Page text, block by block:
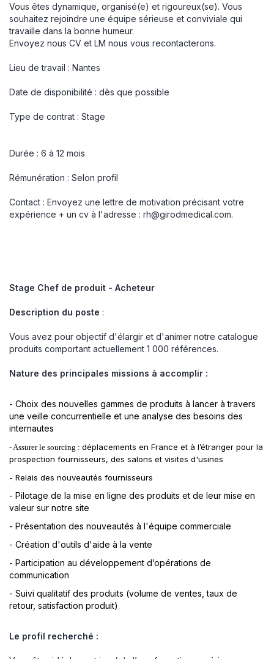
Vous êtes dynamique, organisé(e) et rigoureux(se). Vous
souhaitez rejoindre une équipe sérieuse et conviviale qui
travaille dans la bonne humeur.
Envoyez nous CV et LM nous vous recontacterons.
Lieu de travail : Nantes
Date de disponibilité : dès que possible
Type de contrat : Stage
Durée : 6 à 12 mois
Rémunération : Selon profil
Contact : Envoyez une lettre de motivation précisant votre
expérience + un cv à l'adresse : rh@girodmedical.com.
Stage Chef de produit - Acheteur
Description du poste :
Vous avez pour objectif d'élargir et d'animer notre catalogue
produits comportant actuellement 1 000 références.
Nature des principales missions à accomplir :
- Choix des nouvelles gammes de produits à lancer à travers
une veille concurrentielle et une analyse des besoins des
internautes
- Assurer le sourcing : déplacements en France et à l’étranger pour la
prospection fournisseurs, des salons et visites d'usines
- Relais des nouveautés fournisseurs
- Pilotage de la mise en ligne des produits et de leur mise en
valeur sur notre site
- Présentation des nouveautés à l'équipe commerciale
- Création d'outils d'aide à la vente
- Participation au développement d’opérations de
communication
- Suivi qualitatif des produits (volume de ventes, taux de
retour, satisfaction produit)
Le profil recherché :